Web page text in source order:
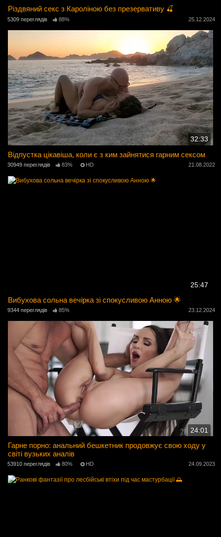
Різдвяний секс з Кароліною без презервативу 🍒
5309 переглядів 88% 25.12.2024
32:33
Відпустка цікавіша, коли є з ким зайнятися гарним сексом
30949 переглядів 83% HD 21.08.2022
25:47
Вибухова сольна вечірка зі спокусливою Анною 🌟
9344 переглядів 85% 23.12.2024
24:01
Гарне порно: анальний бешкетник продовжує свою ходу у
світі вузьких аналів
53910 переглядів 80% HD 24.09.2023